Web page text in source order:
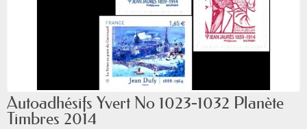
Autoadhésifs Yvert No 1023-1032 Planète
Timbres 2014